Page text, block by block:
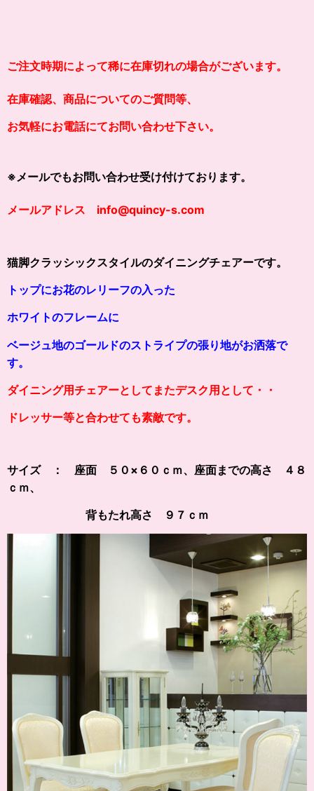
ご注文時期によって稀に在庫切れの場合がございます。
在庫確認、商品についてのご質問等、
お気軽にお電話にてお問い合わせ下さい。
※メールでもお問い合わせ受け付けております。
メールアドレス info@quincy-s.com
猫脚クラッシックスタイルのダイニングチェアーです。
トップにお花のレリーフの入った
ホワイトのフレームに
ベージュ地のゴールドのストライプの張り地がお洒落で
す。
ダイニング用チェアーとしてまたデスク用として・・
ドレッサー等と合わせても素敵です。
サイズ ： 座面 ５０×６０ｃｍ、 座面までの高さ ４８
ｃｍ、
背もたれ高さ ９７ｃｍ